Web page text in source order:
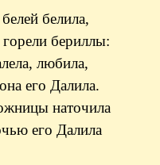
белила,
бериллы:
любила,
его Далила.
наточила
его Далила